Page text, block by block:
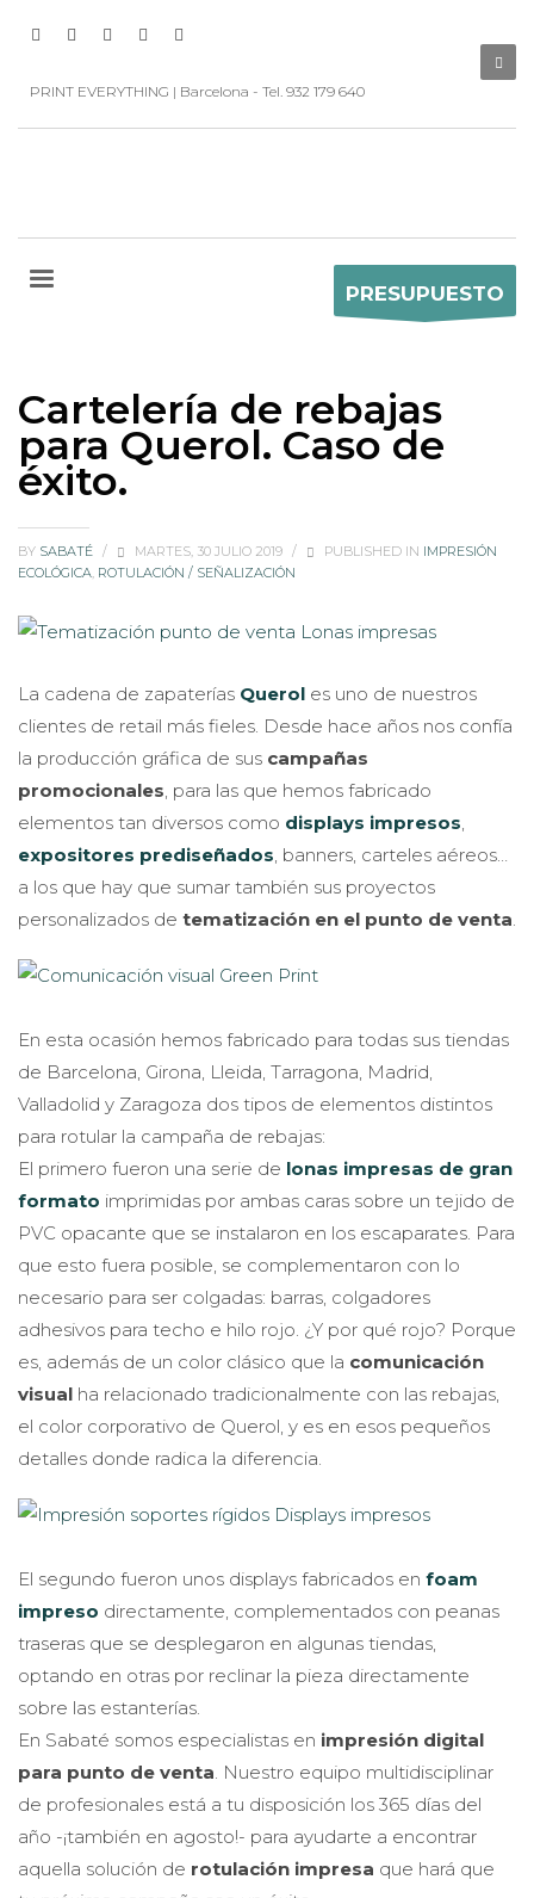
PRINT EVERYTHING | Barcelona - Tel. 932 179 640
PRESUPUESTO
Cartelería de rebajas
para Querol. Caso de
éxito.
BY SABATÉ / MARTES, 30 JULIO 2019 / PUBLISHED IN IMPRESIÓN
ECOLÓGICA, ROTULACIÓN / SEÑALIZACIÓN
La cadena de zapaterías Querol es uno de nuestros
clientes de retail más fieles. Desde hace años nos confía
la producción gráfica de sus campañas
promocionales , para las que hemos fabricado
elementos tan diversos como displays impresos
expositores prediseñados , banners, carteles aéreos…
a los que hay que sumar también sus proyectos
personalizados de tematización en el punto de venta
En esta ocasión hemos fabricado para todas sus tiendas
de Barcelona, Girona, Lleida, Tarragona, Madrid,
Valladolid y Zaragoza dos tipos de elementos distintos
para rotular la campaña de rebajas:
El primero fueron una serie de lonas impresas de gran
formato imprimidas por ambas caras sobre un tejido de
PVC opacante que se instalaron en los escaparates. Para
que esto fuera posible, se complementaron con lo
necesario para ser colgadas: barras, colgadores
adhesivos para techo e hilo rojo. ¿Y por qué rojo? Porque
es, además de un color clásico que la comunicación
visual ha relacionado tradicionalmente con las rebajas,
el color corporativo de Querol, y es en esos pequeños
detalles donde radica la diferencia.
El segundo fueron unos displays fabricados en foam
impreso directamente, complementados con peanas
traseras que se desplegaron en algunas tiendas,
optando en otras por reclinar la pieza directamente
sobre las estanterías.
En Sabaté somos especialistas en impresión digital
para punto de venta . Nuestro equipo multidisciplinar
de profesionales está a tu disposición los 365 días del
año -¡también en agosto!- para ayudarte a encontrar
aquella solución de rotulación impresa que hará que